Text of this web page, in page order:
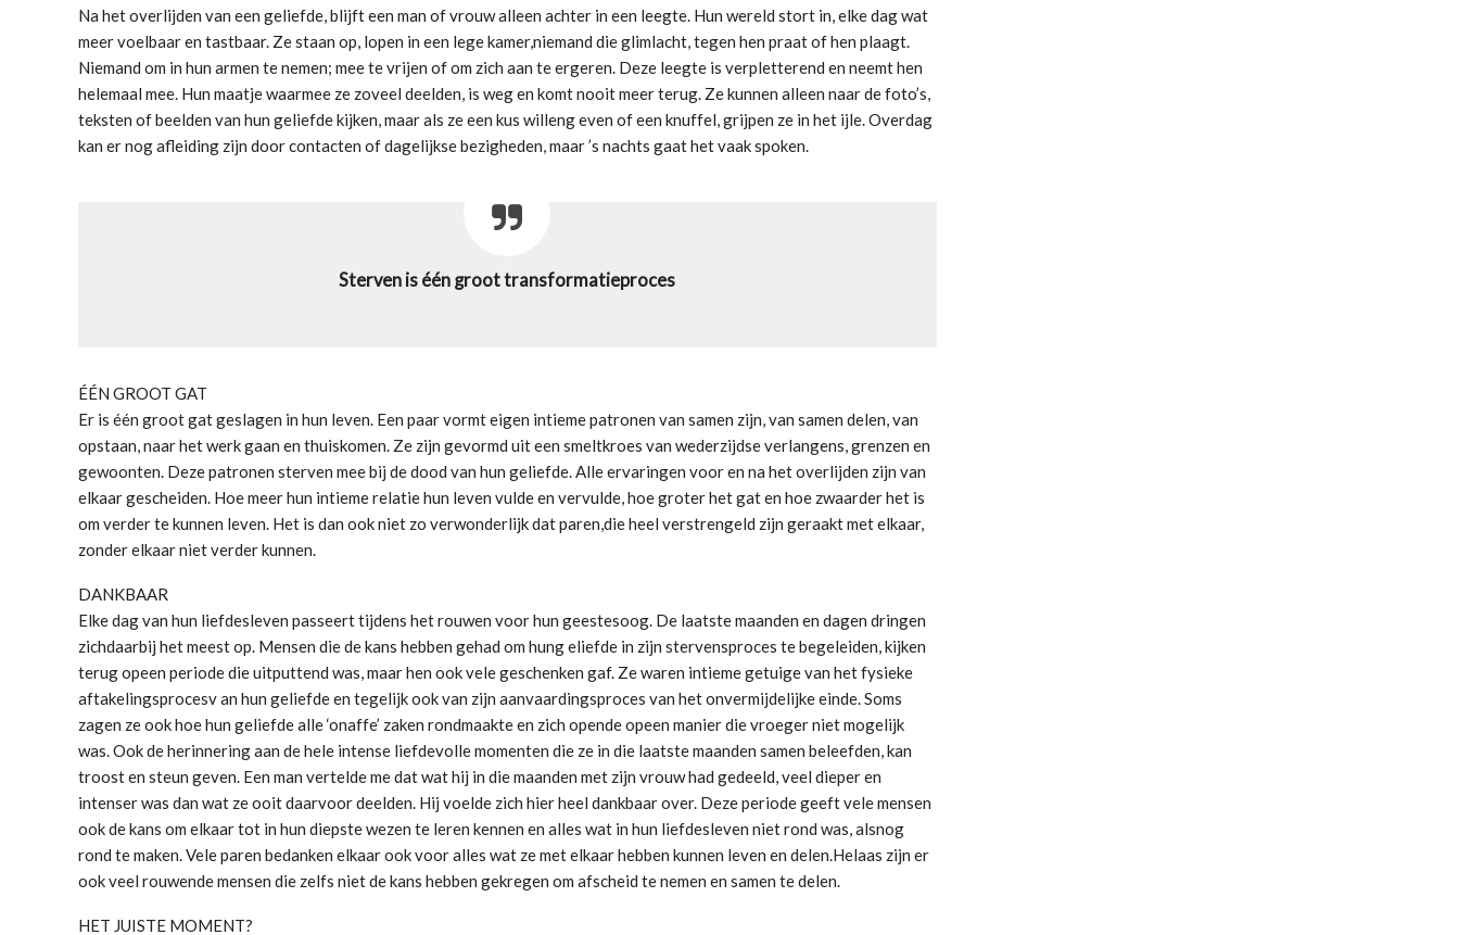
Na het overlijden van een geliefde, blijft een man of vrouw alleen achter in een leegte. Hun wereld stort in, elke dag wat
meer voelbaar en tastbaar. Ze staan op, lopen in een lege kamer,niemand die glimlacht, tegen hen praat of hen plaagt.
Niemand om in hun armen te nemen; mee te vrijen of om zich aan te ergeren. Deze leegte is verpletterend en neemt hen
helemaal mee. Hun maatje waarmee ze zoveel deelden, is weg en komt nooit meer terug. Ze kunnen alleen naar de foto’s,
teksten of beelden van hun geliefde kijken, maar als ze een kus willeng even of een knuffel, grijpen ze in het ijle. Overdag
kan er nog afleiding zijn door contacten of dagelijkse bezigheden, maar ’s nachts gaat het vaak spoken.
Sterven is één groot transformatieproces
ÉÉN GROOT GAT
Er is één groot gat geslagen in hun leven. Een paar vormt eigen intieme patronen van samen zijn, van samen delen, van
opstaan, naar het werk gaan en thuiskomen. Ze zijn gevormd uit een smeltkroes van wederzijdse verlangens, grenzen en
gewoonten. Deze patronen sterven mee bij de dood van hun geliefde. Alle ervaringen voor en na het overlijden zijn van
elkaar gescheiden. Hoe meer hun intieme relatie hun leven vulde en vervulde, hoe groter het gat en hoe zwaarder het is
om verder te kunnen leven. Het is dan ook niet zo verwonderlijk dat paren,die heel verstrengeld zijn geraakt met elkaar,
zonder elkaar niet verder kunnen.
DANKBAAR
Elke dag van hun liefdesleven passeert tijdens het rouwen voor hun geestesoog. De laatste maanden en dagen dringen
zichdaarbij het meest op. Mensen die de kans hebben gehad om hung eliefde in zijn stervensproces te begeleiden, kijken
terug opeen periode die uitputtend was, maar hen ook vele geschenken gaf. Ze waren intieme getuige van het fysieke
aftakelingsprocesv an hun geliefde en tegelijk ook van zijn aanvaardingsproces van het onvermijdelijke einde. Soms
zagen ze ook hoe hun geliefde alle ‘onaffe’ zaken rondmaakte en zich opende opeen manier die vroeger niet mogelijk
was. Ook de herinnering aan de hele intense liefdevolle momenten die ze in die laatste maanden samen beleefden, kan
troost en steun geven. Een man vertelde me dat wat hij in die maanden met zijn vrouw had gedeeld, veel dieper en
intenser was dan wat ze ooit daarvoor deelden. Hij voelde zich hier heel dankbaar over. Deze periode geeft vele mensen
ook de kans om elkaar tot in hun diepste wezen te leren kennen en alles wat in hun liefdesleven niet rond was, alsnog
rond te maken. Vele paren bedanken elkaar ook voor alles wat ze met elkaar hebben kunnen leven en delen.Helaas zijn er
ook veel rouwende mensen die zelfs niet de kans hebben gekregen om afscheid te nemen en samen te delen.
HET JUISTE MOMENT?